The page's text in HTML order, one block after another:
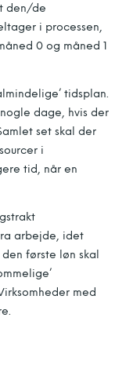
den/de
i processen,
0 og måned 1
tidsplan.
dage, hvis der
set skal der
i
tid, når en
arbejde, idet
første løn skal
med